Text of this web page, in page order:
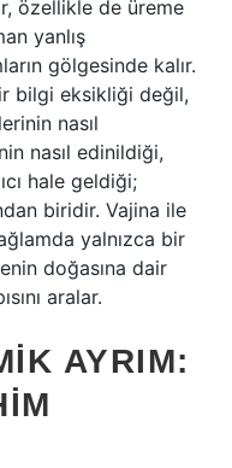
özellikle de üreme
yanlış
gölgesinde kalır.
bilgi eksikliği değil,
nasıl
nasıl edinildiği,
hale geldiği;
biridir. Vajina ile
yalnızca bir
doğasına dair
aralar.
AYRIM: